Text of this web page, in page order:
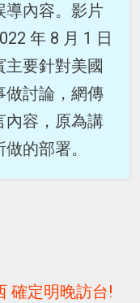
導內容。影片
年 8 月 1 日
主要針對美國
做討論，網傳
內容，原為講
的部署。
確定明晚訪台!